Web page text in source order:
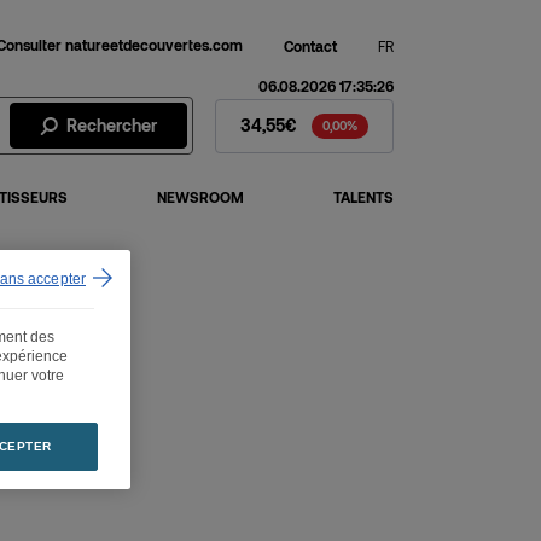
natureetdecouvertes.com Contact FR
Rechercher Action Fnac Darty - Cours de
06.08.2026 17:35:26
34,55€ 0,00%
NEWSROOM TALENTS
des
votre
accepter